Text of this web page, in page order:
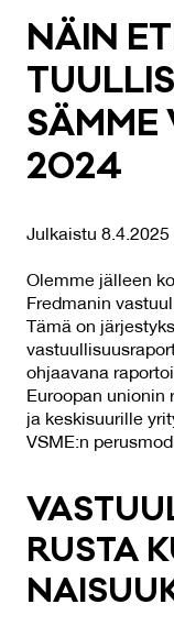
NÄIN
2024
Julkaistu 8.4.2025
Olemme jälleen
Fredmanin
Tämä on
ohjaavana
Euroopan unionin
ja keskisuurille
VSME:n
RUS­TA